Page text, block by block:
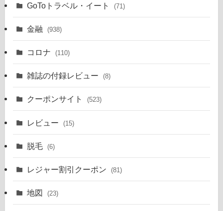
GoToトラベル・イート (71)
金融 (938)
コロナ (110)
雑誌の付録レビュー (8)
クーポンサイト (523)
レビュー (15)
脱毛 (6)
レジャー割引クーポン (81)
地図 (23)